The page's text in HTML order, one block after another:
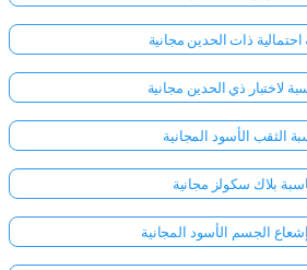
توجد
أسئلة
بعد
اطرح
سؤالك
الأول
ذات الحدين مجانية
لاختبار ذي الحدين مجانية
الثقب الأسود المجانية
بلاك سكولز مجانية
الجسم الأسود المجانية